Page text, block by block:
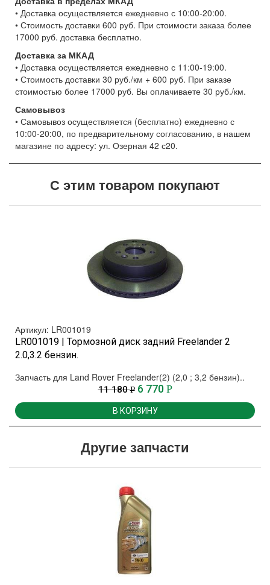
• Доставка осуществляется ежедневно с 10:00-20:00.
• Стоимость доставки 600 руб. При стоимости заказа более
17000 руб. доставка бесплатно.
Доставка за МКАД
• Доставка осуществляется ежедневно с 11:00-19:00.
• Стоимость доставки 30 руб./км + 600 руб. При заказе
стоимостью более 17000 руб. Вы оплачиваете 30 руб./км.
Самовывоз
• Самовывоз осуществляется (бесплатно) ежедневно с
10:00-20:00, по предварительному согласованию, в нашем
магазине по адресу: ул. Озерная 42 с20.
С этим товаром покупают
Артикул: LR001019
LR001019 | Тормозной диск задний Freelander 2
2.0,3.2 бензин.
Запчасть для Land Rover Freelander(2) (2,0 ; 3,2 бензин)..
11 180Р 6 770 Р
В КОРЗИНУ
Другие запчасти